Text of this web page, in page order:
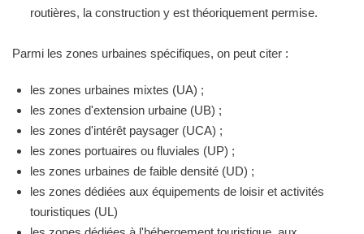
routières, la construction y est théoriquement permise.
Parmi les zones urbaines spécifiques, on peut citer :
les zones urbaines mixtes (UA) ;
les zones d'extension urbaine (UB) ;
les zones d'intérêt paysager (UCA) ;
les zones portuaires ou fluviales (UP) ;
les zones urbaines de faible densité (UD) ;
les zones dédiées aux équipements de loisir et activités
touristiques (UL)